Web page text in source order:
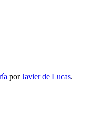
porJavier de Lucas.